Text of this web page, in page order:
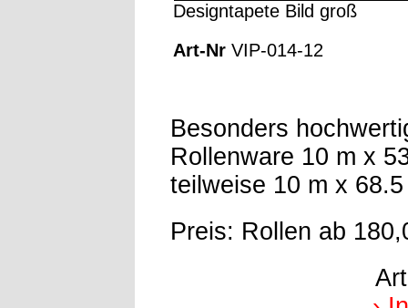
Designtapete Bild groß
Art-Nr VIP-014-12
Besonders
Rollenware 10 m x
teilweise 10 m x
Preis: Rollen ab